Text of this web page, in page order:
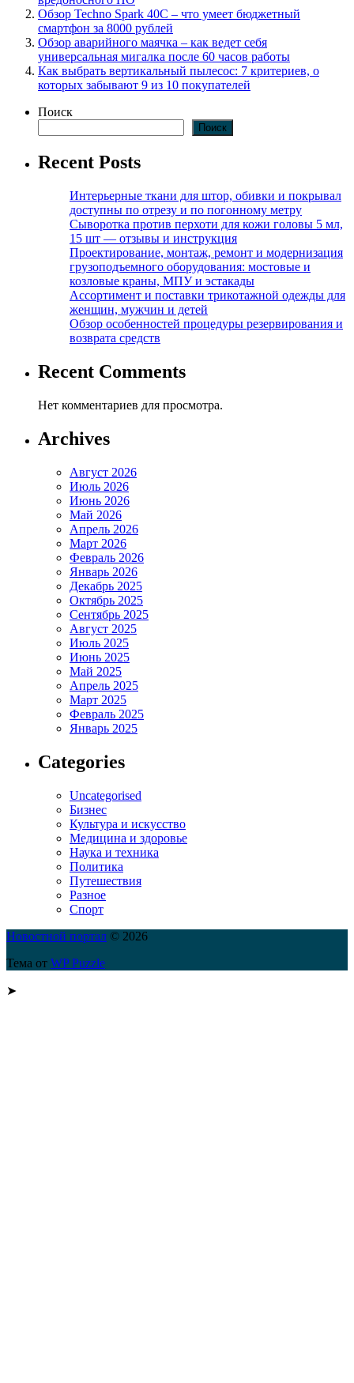
Обзор Technо Spark 40C – что умеет бюджетный
смартфон за 8000 рублей
Обзор аварийного маячка – как ведет себя
универсальная мигалка после 60 часов работы
Как выбрать вертикальный пылесос: 7 критериев, о
которых забывают 9 из 10 покупателей
Поиск
Поиск
Recent Posts
Интерьерные ткани для штор, обивки и покрывал
доступны по отрезу и по погонному метру
Сыворотка против перхоти для кожи головы 5 мл,
15 шт — отзывы и инструкция
Проектирование, монтаж, ремонт и модернизация
грузоподъемного оборудования: мостовые и
козловые краны, МПУ и эстакады
Ассортимент и поставки трикотажной одежды для
женщин, мужчин и детей
Обзор особенностей процедуры резервирования и
возврата средств
Recent Comments
Нет комментариев для просмотра.
Archives
Август 2026
Июль 2026
Июнь 2026
Май 2026
Апрель 2026
Март 2026
Февраль 2026
Январь 2026
Декабрь 2025
Октябрь 2025
Сентябрь 2025
Август 2025
Июль 2025
Июнь 2025
Май 2025
Апрель 2025
Март 2025
Февраль 2025
Январь 2025
Categories
Uncategorised
Бизнес
Культура и искусство
Медицина и здоровье
Наука и техника
Политика
Путешествия
Разное
Спорт
Новостной портал © 2026
Тема от WP Puzzle
➤